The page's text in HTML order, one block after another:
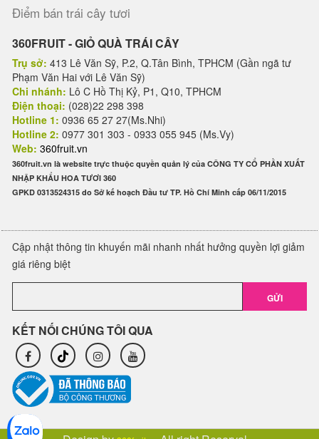
Điểm bán trái cây tươi
360FRUIT - GIỎ QUÀ TRÁI CÂY
Trụ sở: 413 Lê Văn Sỹ, P.2, Q.Tân Bình, TPHCM (Gần ngã tư
Phạm Văn Hai với Lê Văn Sỹ)
Chi nhánh: Lô C Hồ Thị Kỷ, P1, Q10, TPHCM
Điện thoại: (028)22 298 398
Hotline 1: 0936 65 27 27(Ms.Nhi)
Hotline 2: 0977 301 303 - 0933 055 945 (Ms.Vy)
Web: 360fruit.vn
360fruit.vn là website trực thuộc quyền quản lý của CÔNG TY CỔ PHẦN XUẤT
NHẬP KHẨU HOA TƯƠI 360
GPKD 0313524315 do Sở kế hoạch Đầu tư TP. Hồ Chí Minh cấp 06/11/2015
Cập nhật thông tin khuyến mãi nhanh nhất hưởng quyền lợi giảm
giá riêng biệt
GỬI
KẾT NỐI CHÚNG TÔI QUA